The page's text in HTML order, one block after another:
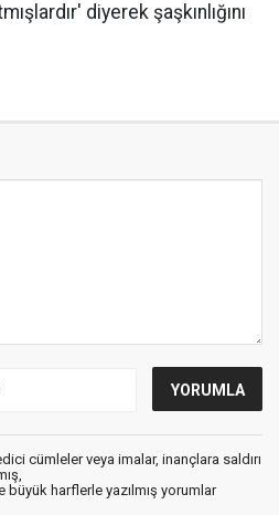
diyerek şaşkınlığını
cümleler veya imalar, inançlara saldırı
büyük harflerle yazılmış yorumlar